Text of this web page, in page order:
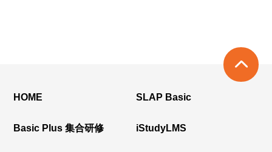
HOME SLAP Basic
Basic Plus 集合研修 iStudyLMS